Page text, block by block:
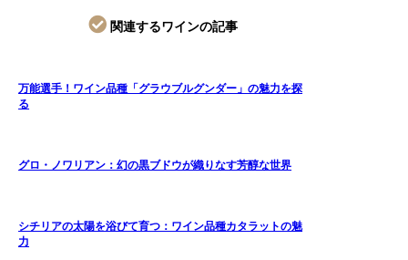
関連するワインの記事
万能選手！ワイン品種「グラウブルグンダー」の魅力を探
る
グロ・ノワリアン：幻の黒ブドウが織りなす芳醇な世界
シチリアの太陽を浴びて育つ：ワイン品種カタラットの魅
力